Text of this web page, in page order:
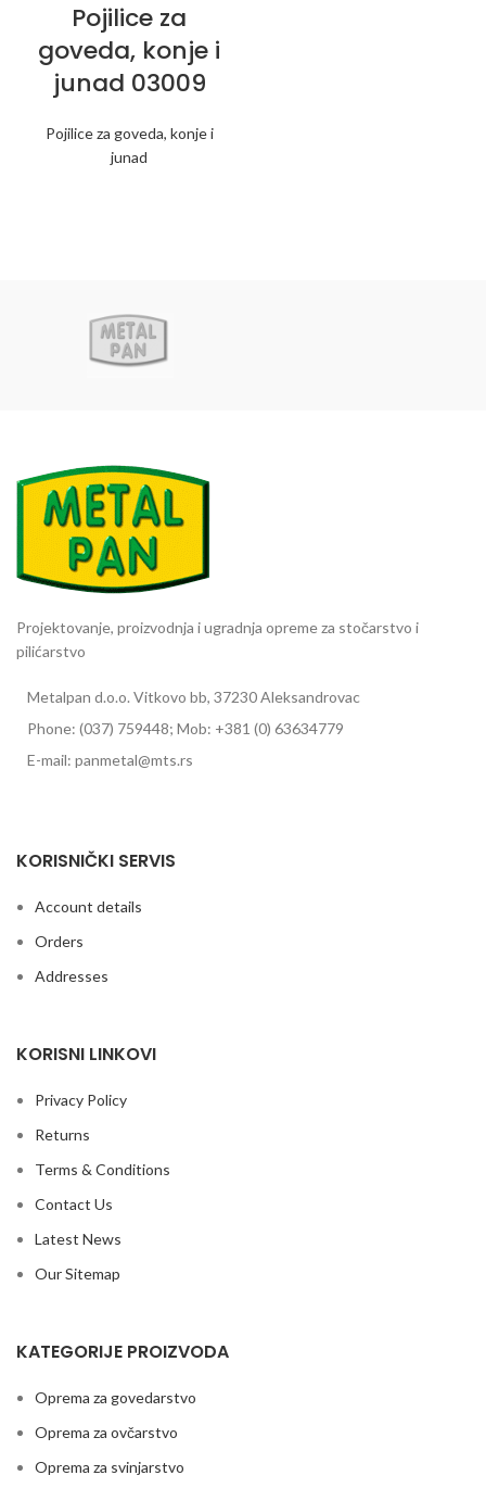
Pojilice za
goveda, konje i
junad 03009
Pojilice za goveda, konje i
junad
Projektovanje, proizvodnja i ugradnja opreme za stočarstvo i
pilićarstvo
Metalpan d.o.o. Vitkovo bb, 37230 Aleksandrovac
Phone: (037) 759448; Mob: +381 (0) 63634779
E-mail: panmetal@mts.rs
Pojilice za goveda
KORISNIČKI SERVIS
Account details
Orders
Addresses
KORISNI LINKOVI
Privacy Policy
Returns
Terms & Conditions
Contact Us
Latest News
Our Sitemap
KATEGORIJE PROIZVODA
Oprema za govedarstvo
Oprema za ovčarstvo
Oprema za svinjarstvo